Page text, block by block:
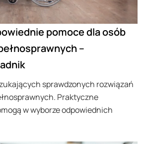
pomoce dla osób
–
sprawdzonych rozwiązań
Praktyczne
w wyborze odpowiednich